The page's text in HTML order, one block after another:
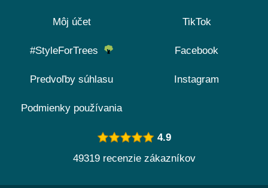
Môj účet
#StyleForTrees
Predvoľby súhlasu
Podmienky používania
TikTok
Facebook
Instagram
4.9
49319 recenzie zákazníkov